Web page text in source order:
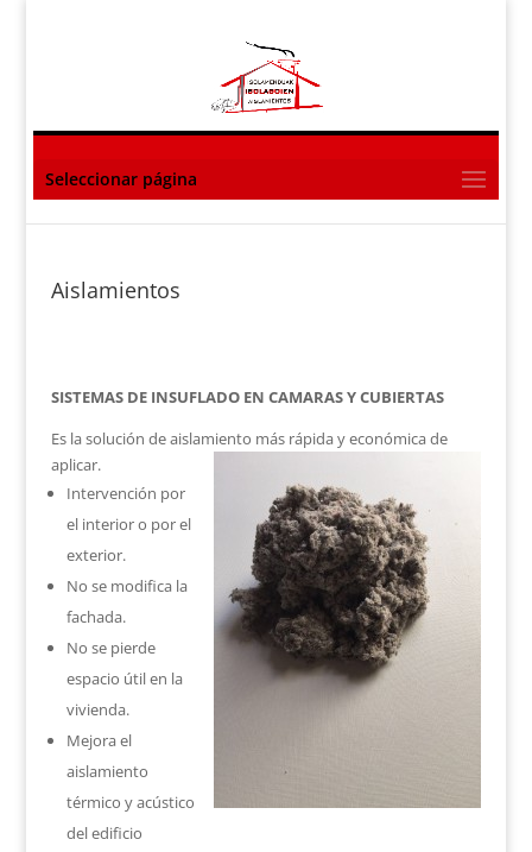
Seleccionar página
Aislamientos
SISTEMAS DE INSUFLADO EN CAMARAS Y CUBIERTAS
Es la solución de aislamiento más rápida y económica de
aplicar.
Intervención por
el interior o por el
exterior.
No se modifica la
fachada.
No se pierde
espacio útil en la
vivienda.
Mejora el
aislamiento
térmico y acústico
del edificio